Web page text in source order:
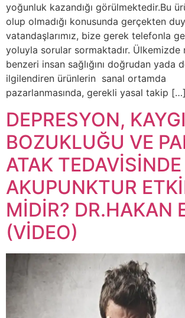
yoğunluk kazandığı görülmektedir.Bu
olup olmadığı konusunda gerçekten
vatandaşlarımız, bize gerek telefonla
yoluyla sorular sormaktadır. Ülkemizde
benzeri insan sağlığını doğrudan yada
ilgilendiren ürünlerin sanal ortamda
pazarlanmasında, gerekli yasal takip […]
DEPRESYON, KAYGI
BOZUKLUĞU VE
ATAK TEDAVİSİNDE
AKUPUNKTUR
MİDİR? DR.HAKAN
(VİDEO)